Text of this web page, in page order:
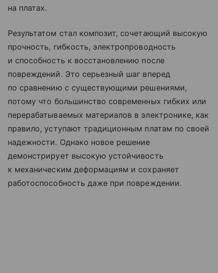
на платах.
Результатом стал композит, сочетающий высокую
прочность, гибкость, электропроводность
и способность к восстановлению после
повреждений. Это серьезный шаг вперед
по сравнению с существующими решениями,
потому что большинство современных гибких или
перерабатываемых материалов в электронике, как
правило, уступают традиционным платам по своей
надежности. Однако новое решение
демонстрирует высокую устойчивость
к механическим деформациям и сохраняет
работоспособность даже при повреждении.